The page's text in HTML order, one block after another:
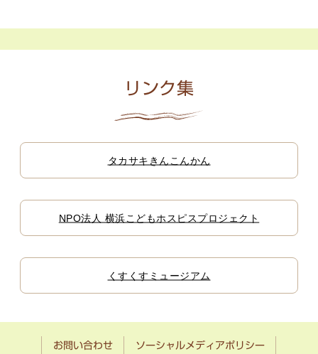
リンク集
タカサキきんこんかん
NPO法人 横浜こどもホスピスプロジェクト
くすくすミュージアム
お問い合わせ ソーシャルメディアポリシー